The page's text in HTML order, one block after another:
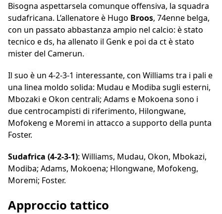
Bisogna aspettarsela comunque offensiva, la squadra
sudafricana. L’allenatore è Hugo Broos, 74enne belga,
con un passato abbastanza ampio nel calcio: è stato
tecnico e ds, ha allenato il Genk e poi da ct è stato
mister del Camerun.
Il suo è un 4-2-3-1 interessante, con Williams tra i pali e
una linea moldo solida: Mudau e Modiba sugli esterni,
Mbozaki e Okon centrali; Adams e Mokoena sono i
due centrocampisti di riferimento, Hilongwane,
Mofokeng e Moremi in attacco a supporto della punta
Foster.
Sudafrica (4-2-3-1): Williams, Mudau, Okon, Mbokazi,
Modiba; Adams, Mokoena; Hlongwane, Mofokeng,
Moremi; Foster.
Approccio tattico